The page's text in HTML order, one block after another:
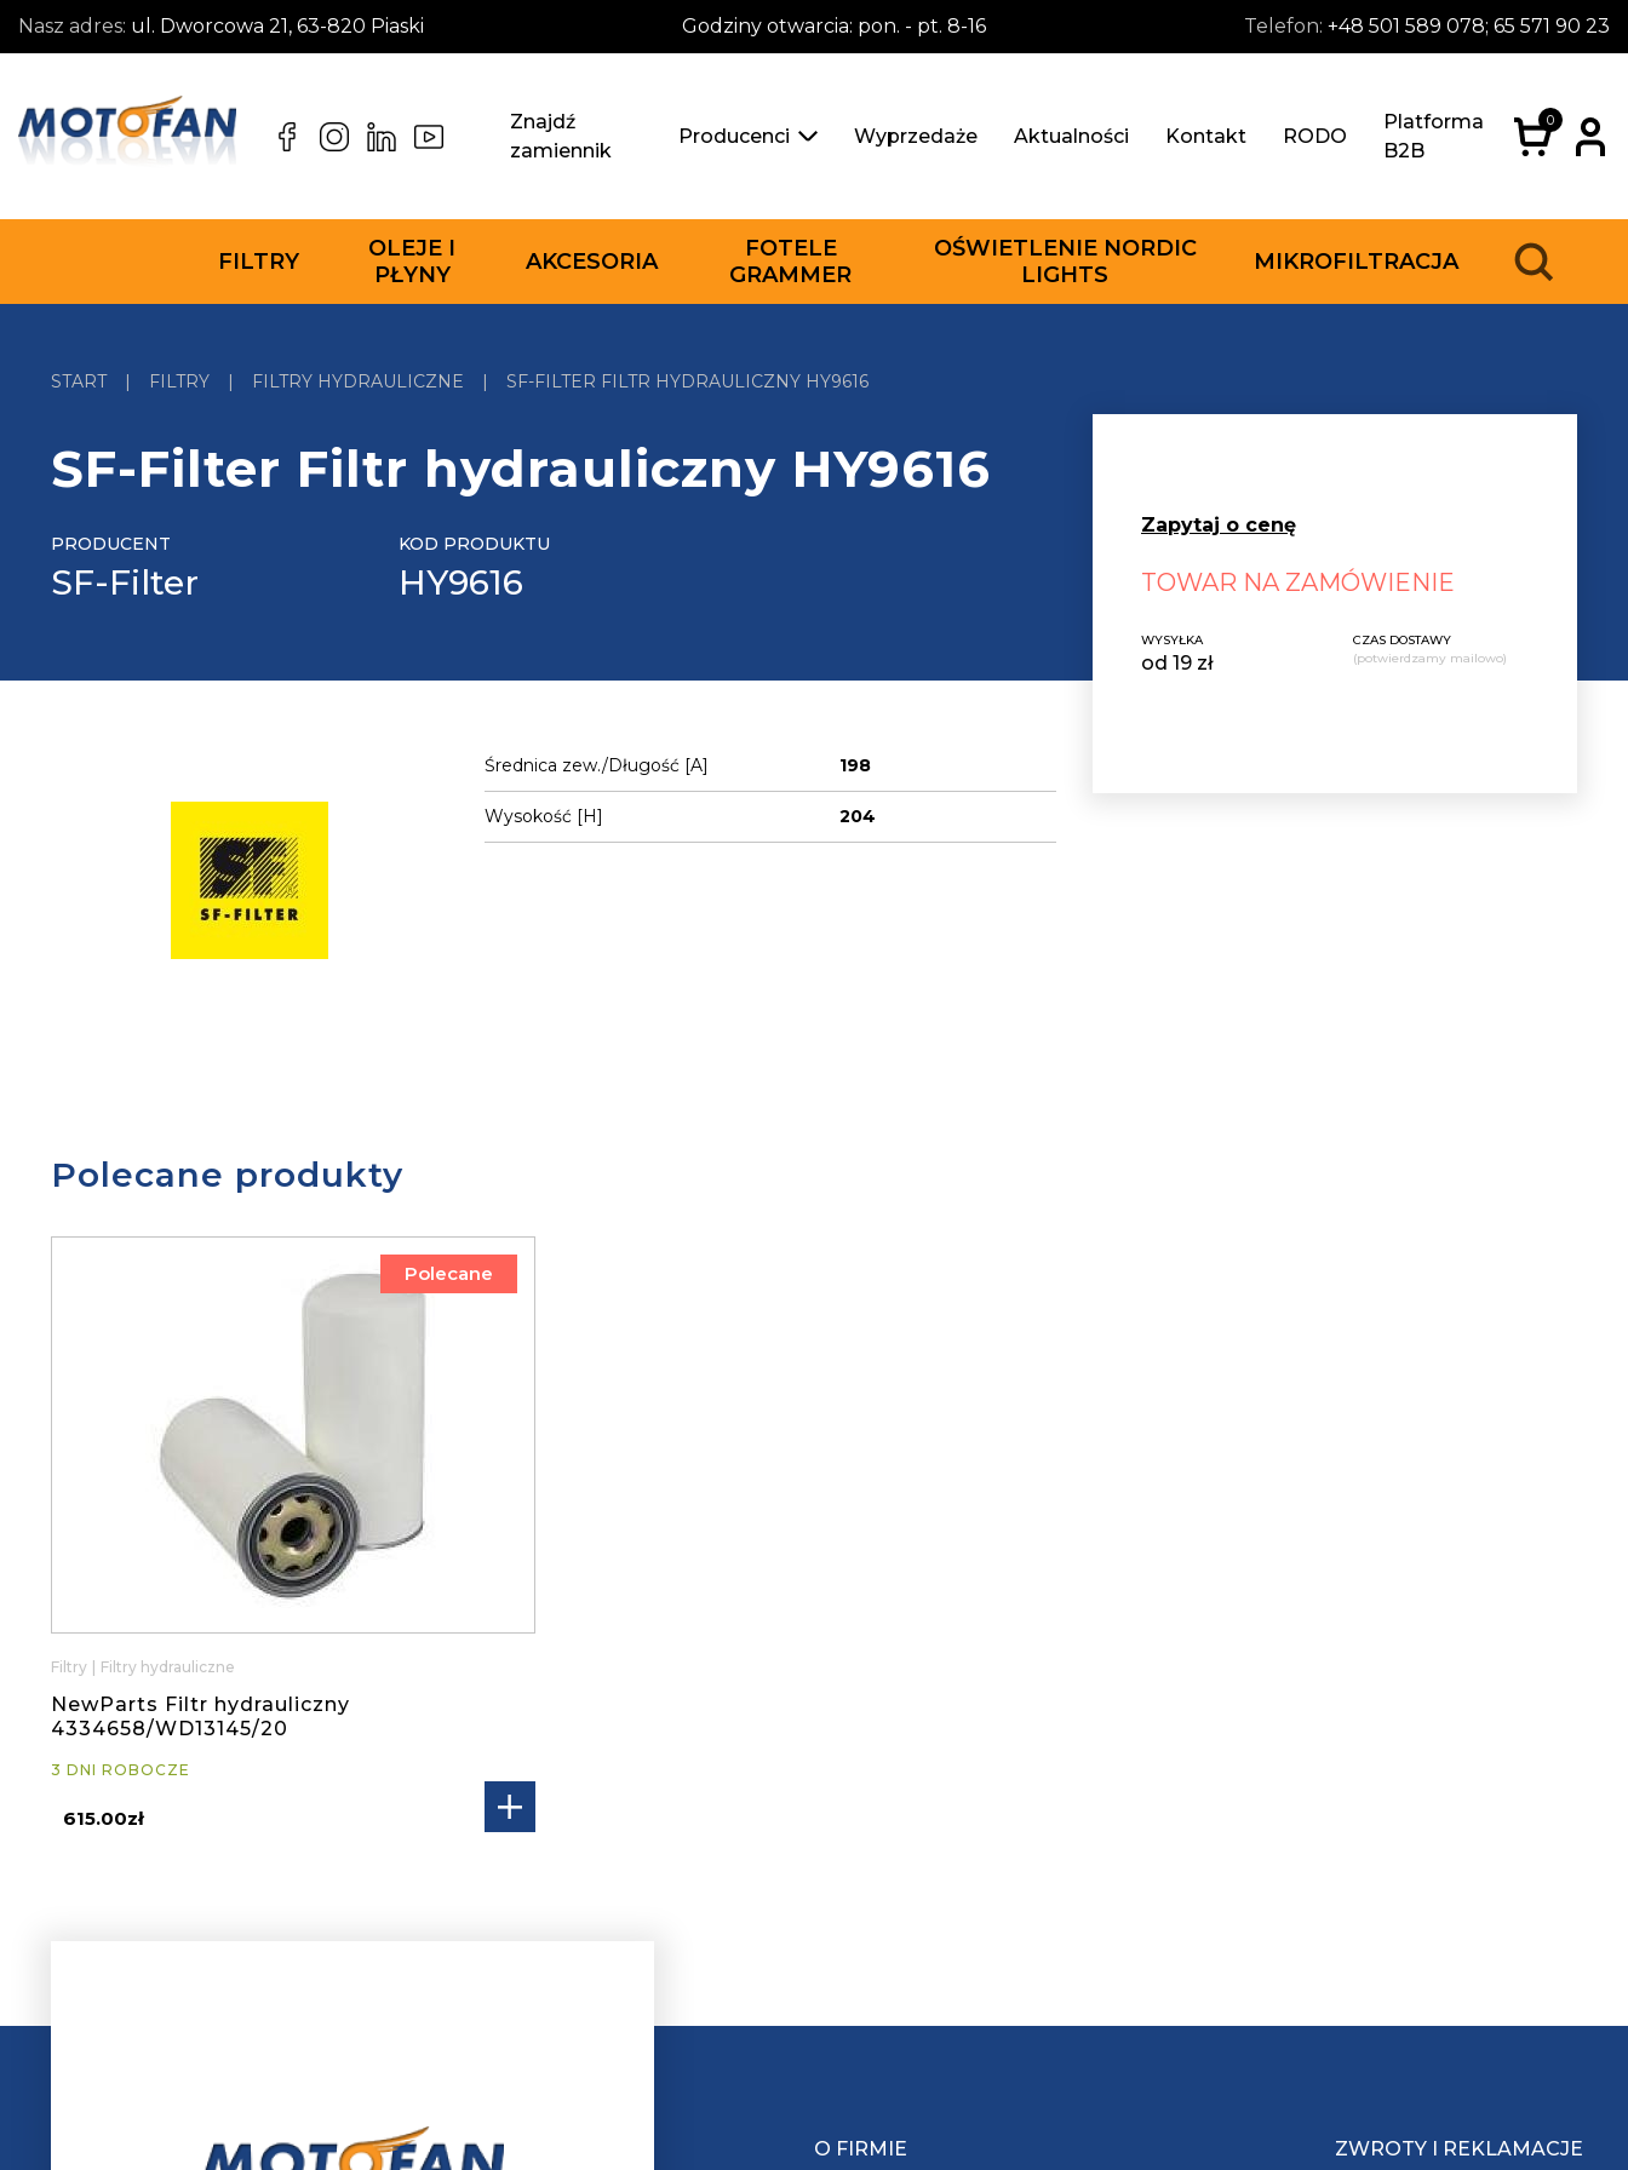
Nasz adres: ul. Dworcowa 21, 63-820 Piaski Godziny otwarcia: pon. - pt. 8-16 Telefon: +48 501 589 078; 65 571 90 23
Znajdź
zamiennik
Producenci Wyprzedaże Aktualności Kontakt RODO
Platforma
B2B
0
FILTRY
OLEJE I
PŁYNY
AKCESORIA
FOTELE
GRAMMER
OŚWIETLENIE NORDIC
LIGHTS
MIKROFILTRACJA
START | FILTRY | FILTRY HYDRAULICZNE | SF-FILTER FILTR HYDRAULICZNY HY9616
SF-Filter Filtr hydrauliczny HY9616
PRODUCENT
SF-Filter
KOD PRODUKTU
HY9616
Średnica zew./Długość [A] 198
Wysokość [H] 204
Zapytaj o cenę
TOWAR NA ZAMÓWIENIE
WYSYŁKA
od 19 zł
CZAS DOSTAWY
(potwierdzamy mailowo)
Polecane produkty
Polecane
Filtry Filtry hydrauliczne
NewParts Filtr hydrauliczny
4334658/WD13145/20
3 DNI ROBOCZE
615.00zł
O FIRMIE ZWROTY I REKLAMACJE